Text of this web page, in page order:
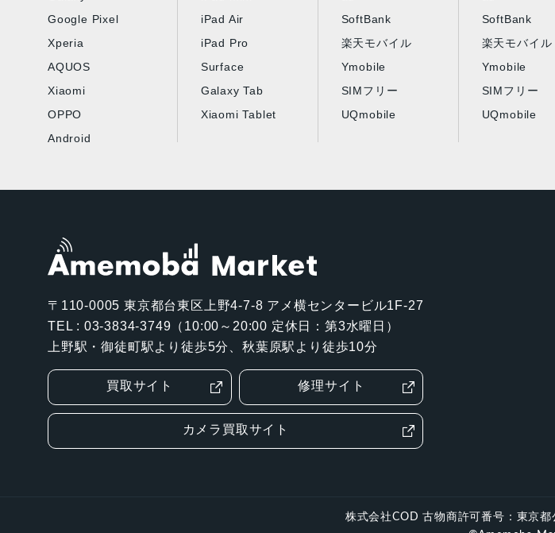
Google Pixel
Xperia
AQUOS
Xiaomi
OPPO
Android
iPad Air
iPad Pro
Surface
Galaxy Tab
Xiaomi Tablet
SoftBank
楽天モバイル
Ymobile
SIMフリー
UQmobile
SoftBank
楽天モバイル
Ymobile
SIMフリー
UQmobile
〒110-0005 東京都台東区上野4-7-8 アメ横センタービル1F-27
TEL : 03-3834-3749（10:00～20:00 定休日：第3水曜日）
上野駅・御徒町駅より徒歩5分、秋葉原駅より徒歩10分
買取サイト 修理サイト
カメラ買取サイト
株式会社COD 古物商許可番号：東京